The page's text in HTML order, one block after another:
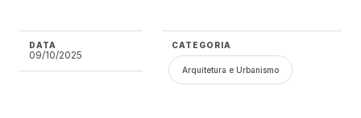
DATA
09/10/2025
CATEGORIA
Arquitetura e Urbanismo